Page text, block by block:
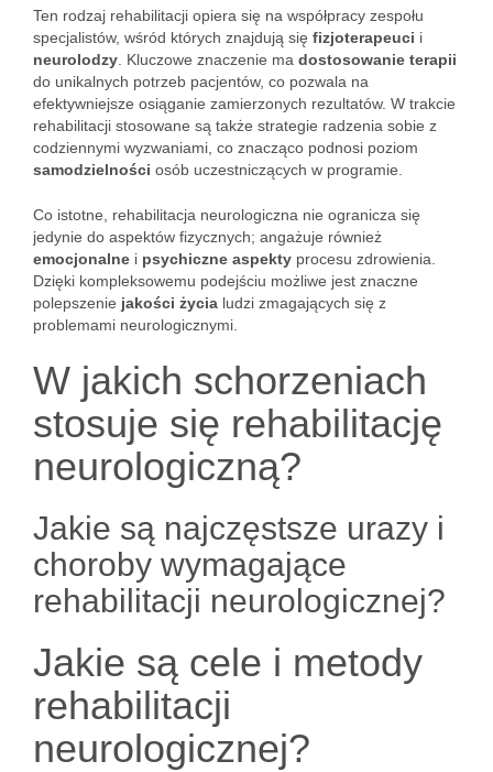
Ten rodzaj rehabilitacji opiera się na współpracy zespołu
specjalistów, wśród których znajdują się fizjoterapeuci i
neurolodzy . Kluczowe znaczenie ma dostosowanie terapii
do unikalnych potrzeb pacjentów, co pozwala na
efektywniejsze osiąganie zamierzonych rezultatów. W trakcie
rehabilitacji stosowane są także strategie radzenia sobie z
codziennymi wyzwaniami, co znacząco podnosi poziom
samodzielności osób uczestniczących w programie.
Co istotne, rehabilitacja neurologiczna nie ogranicza się
jedynie do aspektów fizycznych; angażuje również
emocjonalne i psychiczne aspekty procesu zdrowienia.
Dzięki kompleksowemu podejściu możliwe jest znaczne
polepszenie jakości życia ludzi zmagających się z
problemami neurologicznymi.
W jakich schorzeniach
stosuje się rehabilitację
neurologiczną?
Jakie są najczęstsze urazy i
choroby wymagające
rehabilitacji neurologicznej?
Jakie są cele i metody
rehabilitacji
neurologicznej?